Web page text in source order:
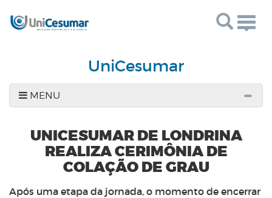
UniCesumar
MENU
UNICESUMAR DE LONDRINA
REALIZA CERIMÔNIA DE
COLAÇÃO DE GRAU
Após uma etapa da jornada, o momento de encerrar